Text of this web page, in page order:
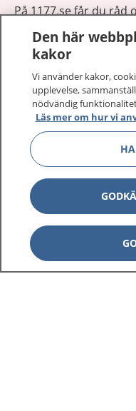
På 1177.se får du
sjukdomar och vilka
Logga in för att läsa
vårdärenden. Ring
sjukvårdsrådgivning
1177 ger dig råd när
1177 på flera språk
Om 1177
Kontakt
Den här
kakor
Vi använder kakor,
upplevelse,
nödvändig
Läs mer om hur vi